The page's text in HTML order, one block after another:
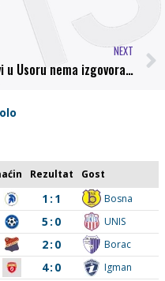
NEXT
Svi u Usoru nema izgovora!!!